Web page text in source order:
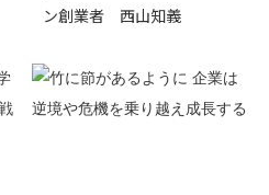
ン創業者 西山知義